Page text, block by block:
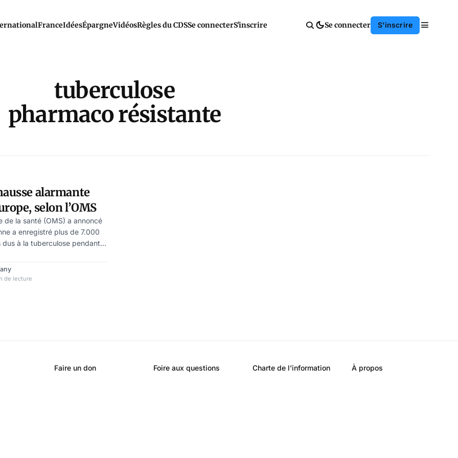
FranceIdéesÉpargneVidéosRègles du CDSSe connecterS'inscrire Se connecter S'inscrire
tuberculose
pharmaco résistante
alarmante
selon l’OMS
de la santé (OMS) a annoncé
a enregistré plus de 7.000
à la tuberculose pendant
de Covid-19. Selon un
a entraîné des
le diagnostic et le
de lecture
Faire un don Foire aux questions Charte de l’information À propos